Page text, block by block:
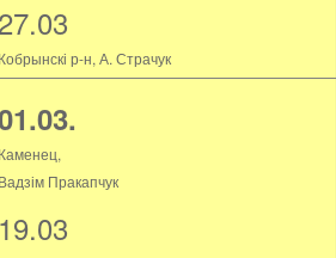
27.03
Кобрынскі р-н, А. Страчук
Каменец,
Вадзім Пракапчук
19.03